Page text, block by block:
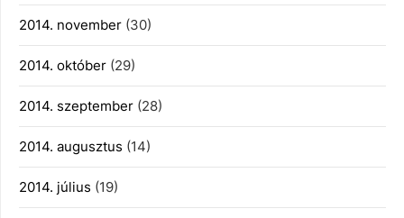
2014. november (30)
2014. október (29)
2014. szeptember (28)
2014. augusztus (14)
2014. július (19)